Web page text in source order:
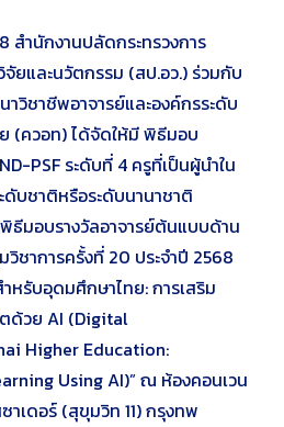
สำนักงานปลัดกระทรวงการ
ยและนวัตกรรม (สป.อว.) ร่วมกับ
วิชาชีพอาจารย์และองค์กรระดับ
(ควอท) ได้จัดให้มี พิธีมอบ
PSF ระดับที่ 4 ครูที่เป็นผู้นำใน
บชาติหรือระดับนานาชาติ
ธีมอบรางวัลอาจารย์ต้นแบบด้าน
วิชาการครั้งที่ 20 ประจำปี 2568
หรับอุดมศึกษาไทย: การเสริม
ด้วย AI (Digital
Higher Education:
Using AI)” ณ ห้องคอนเวน
าเดอร์ (สุขุมวิท 11) กรุงทพ